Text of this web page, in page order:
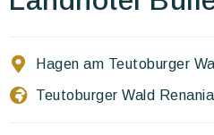
Hagen am Teutoburger
Teutoburger Wald